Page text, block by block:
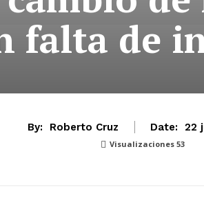
falta de
By: Roberto Cruz Date: 22
Visualizaciones 53